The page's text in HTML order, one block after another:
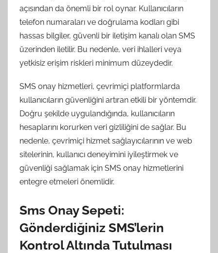
açısından da önemli bir rol oynar. Kullanıcıların
telefon numaraları ve doğrulama kodları gibi
hassas bilgiler, güvenli bir iletişim kanalı olan SMS
üzerinden iletilir. Bu nedenle, veri ihlalleri veya
yetkisiz erişim riskleri minimum düzeydedir.
SMS onay hizmetleri, çevrimiçi platformlarda
kullanıcıların güvenliğini artıran etkili bir yöntemdir.
Doğru şekilde uygulandığında, kullanıcıların
hesaplarını korurken veri gizliliğini de sağlar. Bu
nedenle, çevrimiçi hizmet sağlayıcılarının ve web
sitelerinin, kullanıcı deneyimini iyileştirmek ve
güvenliği sağlamak için SMS onay hizmetlerini
entegre etmeleri önemlidir.
Sms Onay Sepeti:
Gönderdiğiniz SMS’lerin
Kontrol Altında Tutulması